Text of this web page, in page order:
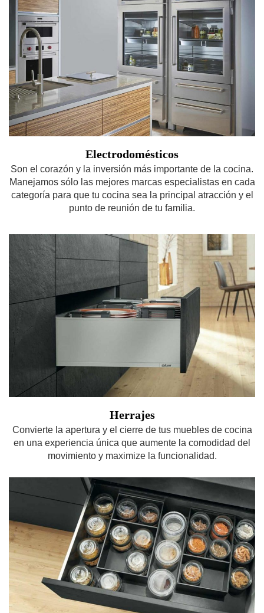
Electrodomésticos
Son el corazón y la inversión más importante de la cocina.
Manejamos sólo las mejores marcas especialistas en cada
categoría para que tu cocina sea la principal atracción y el
punto de reunión de tu familia.
Herrajes
Convierte la apertura y el cierre de tus muebles de cocina
en una experiencia única que aumente la comodidad del
movimiento y maximize la funcionalidad.